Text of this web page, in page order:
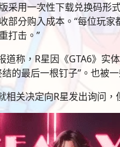
采用一次性下载兑换码形
部分购入成本。“每位玩
打击。”
道称，R星因《GTA6》实
的最后一根钉子”。也被
相关决定向R星发出询问，